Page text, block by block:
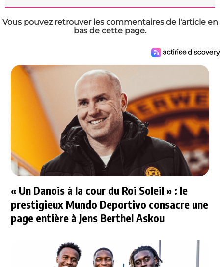
Vous pouvez retrouver les commentaires de l'article en
bas de cette page.
« Un Danois à la cour du Roi Soleil » : le
prestigieux Mundo Deportivo consacre une
page entière à Jens Berthel Askou